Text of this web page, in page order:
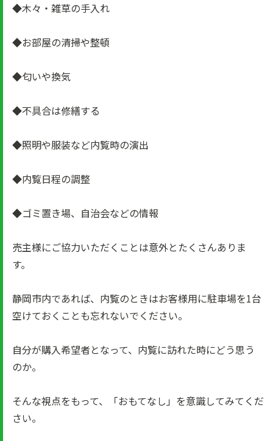
◆木々・雑草の手入れ
◆お部屋の清掃や整頓
◆匂いや換気
◆不具合は修繕する
◆照明や服装など内覧時の演出
◆内覧日程の調整
◆ゴミ置き場、自治会などの情報
売主様にご協力いただくことは意外とたくさんありま
す。
静岡市内であれば、内覧のときはお客様用に駐車場を1台
空けておくことも忘れないでください。
自分が購入希望者となって、内覧に訪れた時にどう思う
のか。
そんな視点をもって、「おもてなし」を意識してみてくだ
さい。